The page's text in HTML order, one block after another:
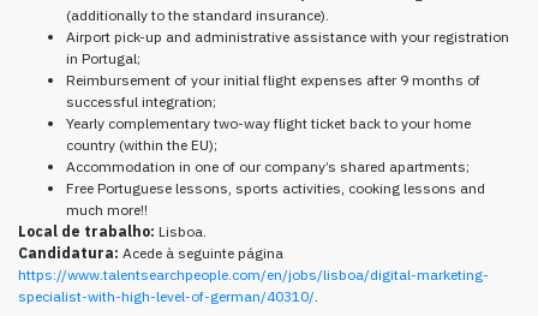
(additionally to the standard insurance).
Airport pick-up and administrative assistance with your registration
in Portugal;
Reimbursement of your initial flight expenses after 9 months of
successful integration;
Yearly complementary two-way flight ticket back to your home
country (within the EU);
Accommodation in one of our company’s shared apartments;
Free Portuguese lessons, sports activities, cooking lessons and
much more!!
Local de trabalho: Lisboa.
Candidatura: Acede à seguinte página
https://www.talentsearchpeople.com/en/jobs/lisboa/digital-marketing-
specialist-with-high-level-of-german/40310/.